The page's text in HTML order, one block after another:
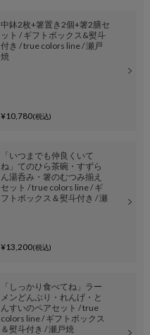
中鉢2枚+箸置き2個+箸2膳セ
ット / ギフトボックス&熨斗
付き / true colors line / 瀬戸
焼
¥10,780(税込)
「いつまでも仲良くいて
ね」てのひら茶碗・すずら
ん湯呑み・箸のむつみ揃え
セット / true colors line / ギ
フトボックス＆熨斗付き / 瀬
¥13,200(税込)
「しっかり食べてね」ラー
メンどんぶり・れんげ・と
んすいのペアセット / true
colors line / ギフトボックス
＆熨斗付き / 瀬戸焼